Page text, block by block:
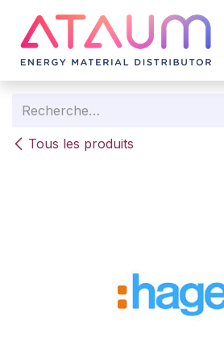
Tous les produits